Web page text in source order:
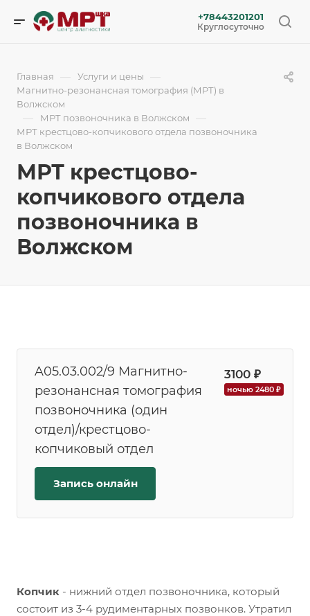
+78443201201
Круглосуточно
Главная — Услуги и цены —
Магнитно-резонансная томография (МРТ) в
Волжском
— МРТ позвоночника в Волжском —
МРТ крестцово-копчикового отдела позвоночника
в Волжском
МРТ крестцово-
копчикового отдела
позвоночника в
Волжском
A05.03.002/9 Магнитно-
резонансная томография
позвоночника (один
отдел)/крестцово-
копчиковый отдел
3100 ₽
ночью 2480 ₽
Запись онлайн
Копчик - нижний отдел позвоночника, который
состоит из 3-4 рудиментарных позвонков. Утратил